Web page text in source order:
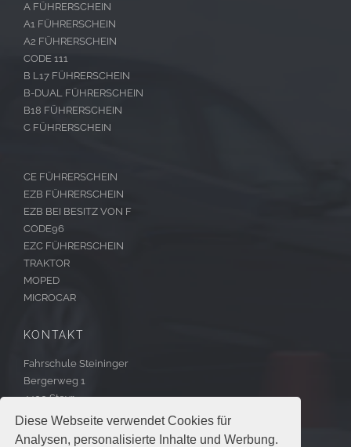
Diese Webseite verwendet Cookies für
Analysen, personalisierte Inhalte und Werbung.
A FÜHRERSCHEIN
A1 FÜHRERSCHEIN
A2 FÜHRERSCHEIN
CODE 111
B L17 FÜHRERSCHEIN
B-DUAL FÜHRERSCHEIN
B18 FÜHRERSCHEIN
C FÜHRERSCHEIN
CE FÜHRERSCHEIN
EZB FÜHRERSCHEIN
EZB BEI BESITZ VON F
CODE96
EZC FÜHRERSCHEIN
TRAKTOR
MOPED
MICROCAR
KONTAKT
Fahrschule Steininger
Bergerweg 1
4400 Steyr
E: office@fahrschule-steininger.at
T: +43725253561